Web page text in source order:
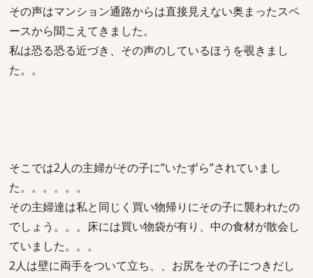
その声はマンション通路からは直接見えない奥まったスペ
ースから聞こえてきました。
私は恐る恐る近づき、その声のしているほうを覗きまし
た。。
そこでは2人の主婦がその子に”いたずら”されていまし
た。。。。。。
その主婦達は私と同じく買い物帰りにその子に襲われたの
でしょう。。。床には買い物袋が有り、中の食材が散会し
ていました。。。
2人は壁に両手をついて立ち、、お尻をその子につきだし